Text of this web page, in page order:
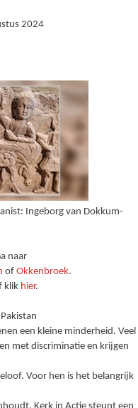
2024
Ingeborg van Dokkum-
naar
ofOkkenbroek.
klik hier.
een kleine minderheid. Veel
met discriminatie en krijgen
Voor hen is het belangrijk